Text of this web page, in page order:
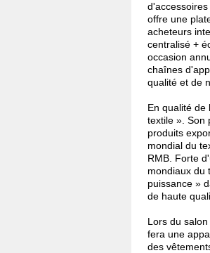
offre une
acheteurs
centralisé +
occasion
chaînes
qualité et de
En qualité de
textile ». Son
produits
mondial du
RMB. Forte
mondiaux du
puissance »
de haute
Lors du
fera une
des